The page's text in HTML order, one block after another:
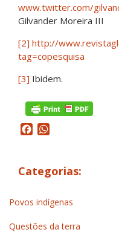
www.twitter.com/
Gilvander Moreira III
[2] http://
tag=copesquisa
[3] Ibidem.
Facebook
Categorias:
Povos indígenas
Questões da terra